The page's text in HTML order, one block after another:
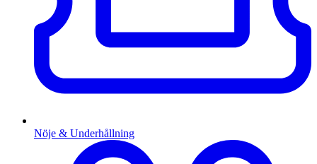
Nöje & Underhållning